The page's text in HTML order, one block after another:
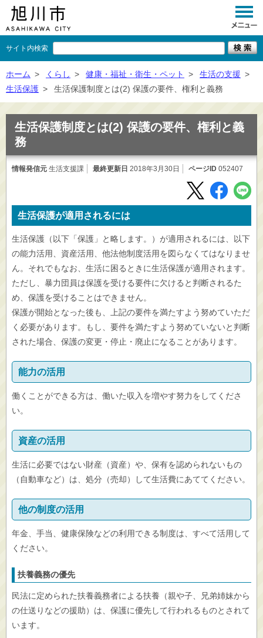
サイト内検索
くらし
観光
施設一覧
×閉じる
ホーム > くらし > 健康・福祉・衛生・ペット > 生活の支援 >
生活保護 > 生活保護制度とは(2) 保護の要件、権利と義務
生活保護制度とは(2) 保護の要件、権利と義
務
情報発信元 生活支援課 最終更新日 2018年3月30日 ページID 052407
生活保護が適用されるには
生活保護（以下「保護」と略します。）が適用されるには、以下
の能力活用、資産活用、他法他制度活用を図らなくてはなりませ
ん。それでもなお、生活に困るときに生活保護が適用されます。
ただし、暴力団員は保護を受ける要件に欠けると判断されるた
め、保護を受けることはできません。
保護が開始となった後も、上記の要件を満たすよう努めていただ
く必要があります。もし、要件を満たすよう努めていないと判断
された場合、保護の変更・停止・廃止になることがあります。
能力の活用
働くことができる方は、働いた収入を増やす努力をしてくださ
い。
資産の活用
生活に必要ではない財産（資産）や、保有を認められないもの
（自動車など）は、処分（売却）して生活費にあててください。
他の制度の活用
年金、手当、健康保険などの利用できる制度は、すべて活用して
ください。
扶養義務の優先
民法に定められた扶養義務者による扶養（親や子、兄弟姉妹から
の仕送りなどの援助）は、保護に優先して行われるものとされて
います。